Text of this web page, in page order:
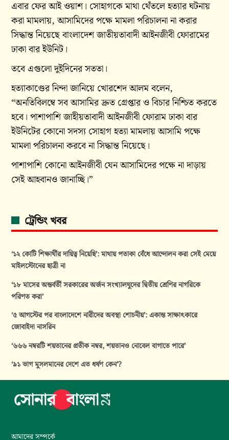
এবার ফের আই ওয়াশ। সোহাগকে মাথা থেঁতলে হত্যার ঘটনায়
করা মামলায়, আসামিদের পক্ষে মামলা পরিচালনা না করার
সিদ্ধান্ত নিয়েছে বাংলাদেশ জাতীয়তাবাদী আইনজীবী ফোরামের
ঢাকা বার ইউনিট।
তবে এগুলো দুইদিনের সততা।
হত্যাকাণ্ডের নিন্দা জানিয়ে খোরশেদ আলম বলেন,
“অনতিবিলম্বে সব আসামির দ্রুত গ্রেপ্তার ও বিচার নিশ্চিত করতে
হবে। পাশাপাশি জাহীয়তাবাদী আইনজীবী ফোরাম ঢাকা বার
ইউনিটের কোনো সদস্য সোহাগ হত্যা মামলায় আসামি পক্ষে
মামলা পরিচালনা করবে না সিদ্ধান্ত নিয়েছে।
পাশাপাশি কোনো আইনজীবী যেন আসামিদের পক্ষে না দাড়ায়
সেই আহবানও জানাচ্ছি।”
ট্রেন্ডিং খবর
‘১২ কোটি শিক্ষার্থীর দায়িত্ব নিয়েছি’: মাথায় পতাকা বেঁধে আন্দোলন করা সেই মেয়ে
মাইলস্টোনের ছাত্রী না
‘১৮ মাসের অন্তর্বর্তী সরকারের অর্জন সংখ্যালঘুদের দ্বিতীয় শ্রেণির নাগরিকে
পরিণত করা’
‘৫ আগস্টের পর বাংলাদেশে নারীদের অবস্থা শোচনীয়’: একান্ত সাক্ষাৎকারে
জোবাইদা নাসরিন
‘৬৬৬ নম্বরটি শয়তানের প্রতীক নম্বর, শয়তানও নোবেল বাগাতে পারে’
‘৯১ ভাগ মুসলমানের দেশে এত ধর্ষণ কেন’?
আমাদের সম্পর্কে